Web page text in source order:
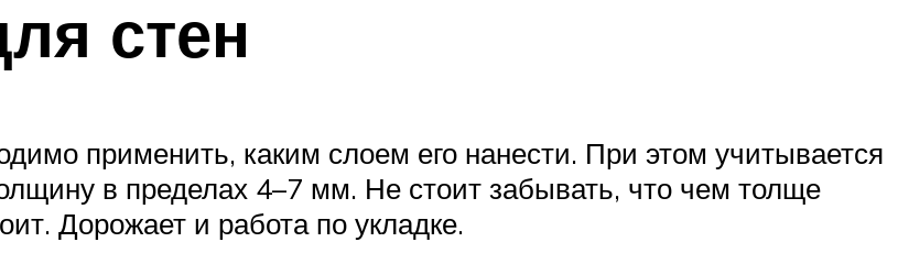
стен
применить, каким слоем его нанести. При этом учитывается
в пределах 4–7 мм. Не стоит забывать, что чем толще
Дорожает и работа по укладке.